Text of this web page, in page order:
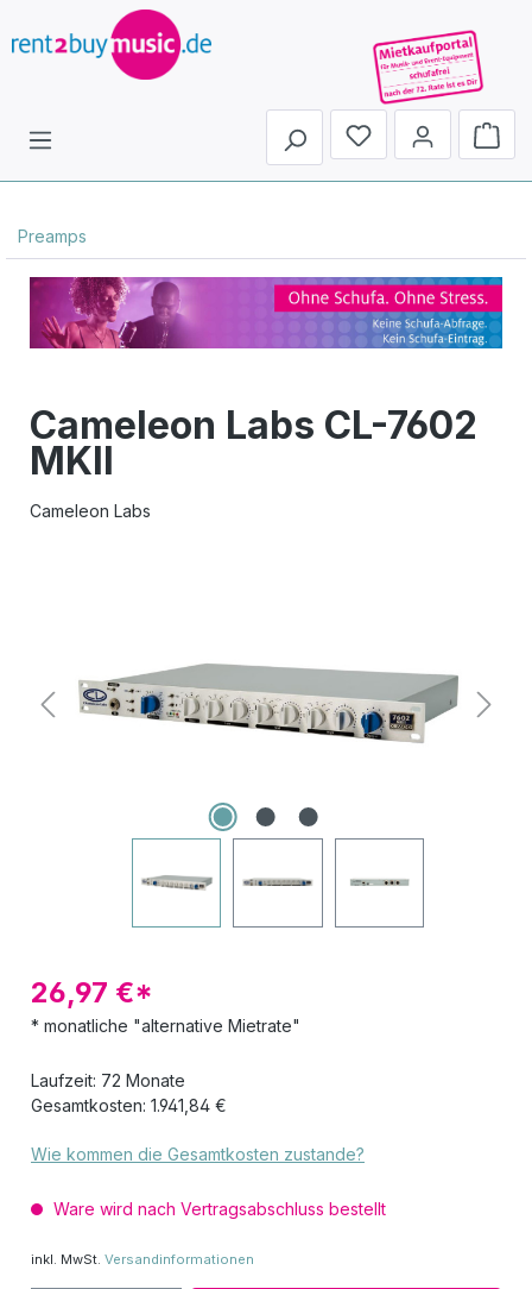
Du hast 0 Produkte
Preamps
Cameleon Labs CL-7602
MKII
Cameleon Labs
26,97 €*
* monatliche "alternative Mietrate"
Laufzeit: 72 Monate
Gesamtkosten: 1.941,84 €
Wie kommen die Gesamtkosten zustande?
Ware wird nach Vertragsabschluss bestellt
inkl. MwSt. Versandinformationen